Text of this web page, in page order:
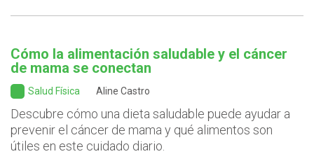
Cómo la alimentación saludable y el cáncer
de mama se conectan
Salud Física Aline Castro
Descubre cómo una dieta saludable puede ayudar a
prevenir el cáncer de mama y qué alimentos son
útiles en este cuidado diario.